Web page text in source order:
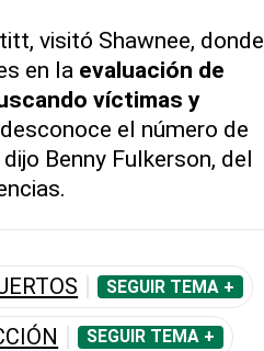
visitó Shawnee, donde
en la evaluación de
víctimas y
el número de
Benny Fulkerson, del
SEGUIR TEMA +
SEGUIR TEMA +